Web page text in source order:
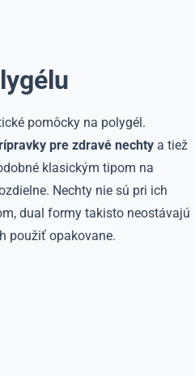
pomôcky na polygél.
pre zdravé nechty a tiež
klasickým tipom na
Nechty nie sú pri ich
dual formy takisto neostávajú
použiť opakovane.